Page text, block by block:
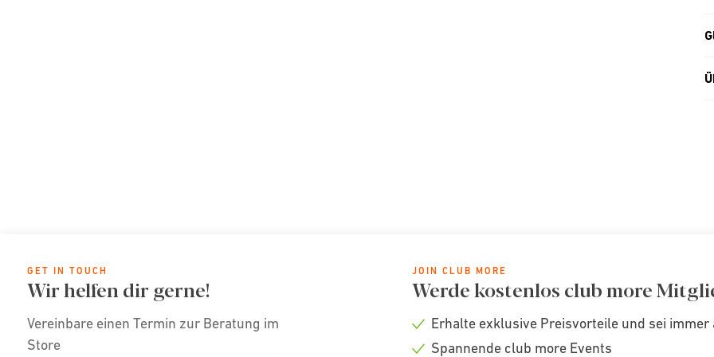
GET IN TOUCH
Wir helfen dir gerne!
Vereinbare einen Termin zur Beratung im
Store
JOIN CLUB MORE
Werde kostenlos club more
Check
Erhalte exklusive Preisvorteile und sei
Spannende club more Events